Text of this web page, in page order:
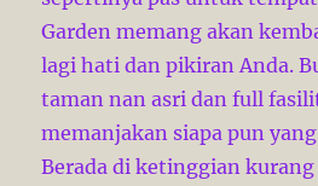
Garden memang akan
lagi hati dan pikiran Anda.
taman nan asri dan full
memanjakan siapa pun
Berada di ketinggian